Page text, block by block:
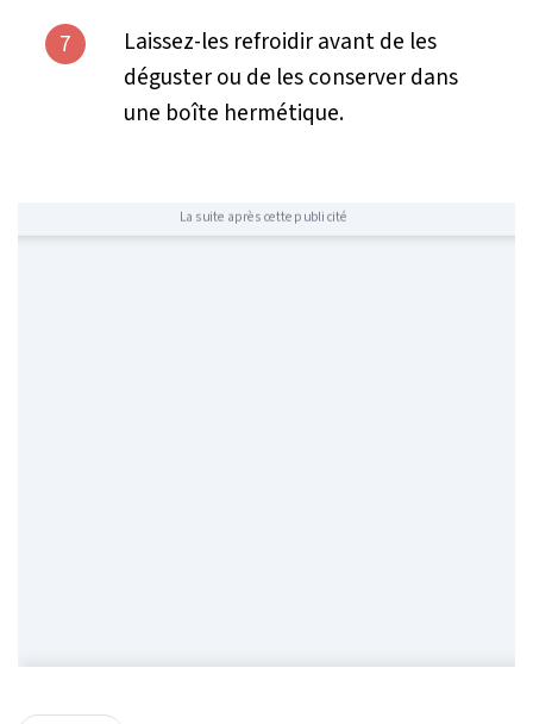
7
Laissez-les refroidir avant de les
déguster ou de les conserver dans
une boîte hermétique.
La suite après cette publicité